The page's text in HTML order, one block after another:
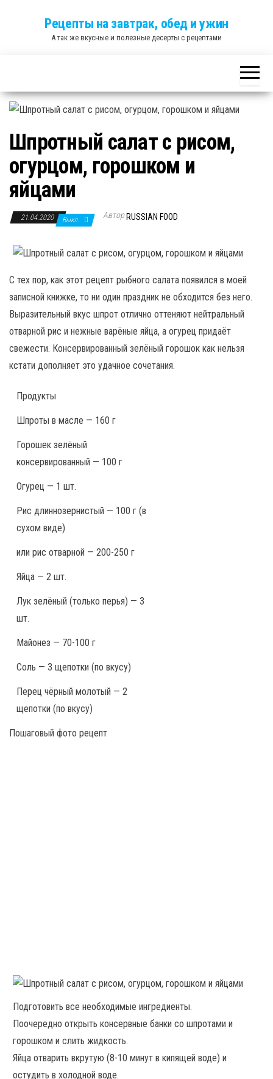
Рецепты на завтрак, обед и ужин
А так же вкусные и полезные десерты с рецептами
Шпротный салат с рисом,
огурцом, горошком и
яйцами
21.04.2020 Выкл. Автор RUSSIAN FOOD
С тех пор, как этот рецепт рыбного салата появился в моей
записной книжке, то ни один праздник не обходится без него.
Выразительный вкус шпрот отлично оттеняют нейтральный
отварной рис и нежные варёные яйца, а огурец придаёт
свежести. Консервированный зелёный горошок как нельзя
кстати дополняет это удачное сочетания.
Продукты
Шпроты в масле — 160 г
Горошек зелёный
консервированный — 100 г
Огурец — 1 шт.
Рис длиннозернистый — 100 г (в
сухом виде)
или рис отварной — 200-250 г
Яйца — 2 шт.
Лук зелёный (только перья) — 3
шт.
Майонез — 70-100 г
Соль — 3 щепотки (по вкусу)
Перец чёрный молотый — 2
щепотки (по вкусу)
Пошаговый фото рецепт
Подготовить все необходимые ингредиенты.
Поочередно открыть консервные банки со шпротами и
горошком и слить жидкость.
Яйца отварить вкрутую (8-10 минут в кипящей воде) и
остудить в холодной воде.